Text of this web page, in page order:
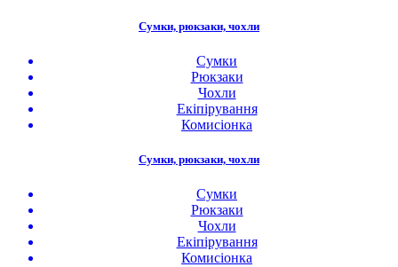
Сумки, рюкзаки, чохли
Сумки
Рюкзаки
Чохли
Екіпірування
Комисіонка
Сумки, рюкзаки, чохли
Сумки
Рюкзаки
Чохли
Екіпірування
Комисіонка